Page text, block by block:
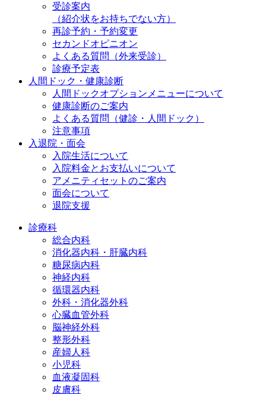
受診案内
（紹介状をお持ちでない方）
再診予約・予約変更
セカンドオピニオン
よくある質問（外来受診）
診療予定表
人間ドック・健康診断
人間ドックオプションメニューについて
健康診断のご案内
よくある質問（健診・人間ドック）
注意事項
入退院・面会
入院生活について
入院料金とお支払いについて
アメニティセットのご案内
面会について
退院支援
診療科
総合内科
消化器内科・肝臓内科
糖尿病内科
神経内科
循環器内科
外科・消化器外科
心臓血管外科
脳神経外科
整形外科
産婦人科
小児科
血液凝固科
皮膚科